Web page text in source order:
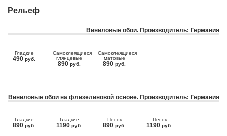
Рельеф
Виниловые обои. Производитель: Германия
Гладкие
490 руб.
Самоклеящиеся
глянцевые
890 руб.
Самоклеящиеся
матовые
890 руб.
Виниловые обои на флизелиновой основе. Производитель: Германия
Гладкие
890 руб.
Гладкие
1190 руб.
Песок
890 руб.
Песок
1190 руб.